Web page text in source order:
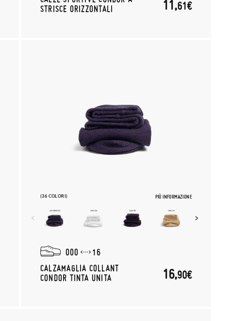
STRISCE ORIZZONTALI
11,61€
(36 COLORI) PIÙ INFORMAZIONE
000
16
CALZAMAGLIA COLLANT
CONDOR TINTA UNITA
16,90€